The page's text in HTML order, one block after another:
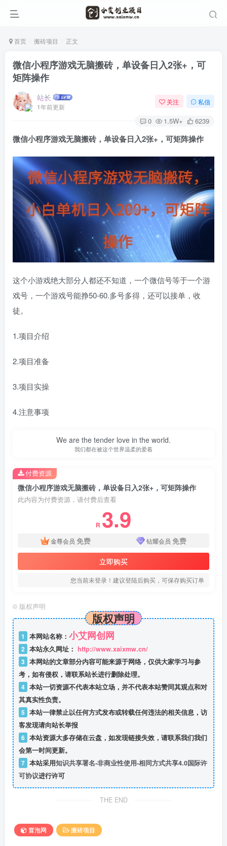
首页 搬砖项目 正文
微信小程序游戏无脑搬砖，单设备日入2张+，可
矩阵操作
站长
1年前更新
关注 私信
0 1.5W+ 6239
微信小程序游戏无脑搬砖，单设备日入2张+，可矩阵操作
这个小游戏绝大部分人都还不知道，一个微信号等于一个游
戏号，一个游戏号能挣50-60.多号多得，还可以接单，收
徒。
1.项目介绍
2.项目准备
3.项目实操
4.注意事项
We are the tender love in the world.
我们都在被这个世界温柔的爱着
微信小程序游戏无脑搬砖，单设备日入2张+，可矩阵操作
此内容为付费资源，请付费后查看
R 3.9
金尊会员 免费 钻耀会员 免费
立即购买
您当前未登录！建议登陆后购买，可保存购买订单
付费资源
© 版权声明
版权声明
1 本网站名称： 小艾网创网
2 本站永久网址： http://www.xaixmw.cn/
3 本网站的文章部分内容可能来源于网络，仅供大家学习与参
考，如有侵权，请联系站长进行删除处理。
4 本站一切资源不代表本站立场，并不代表本站赞同其观点和对
其真实性负责。
5 本站一律禁止以任何方式发布或转载任何违法的相关信息，访
客发现请向站长举报
6 本站资源大多存储在云盘，如发现链接失效，请联系我们我们
会第一时间更新。
7 本站采用知识共享署名-非商业性使用-相同方式共享4.0国际许
可协议进行许可
THE END
冒泡网 搬砖项目